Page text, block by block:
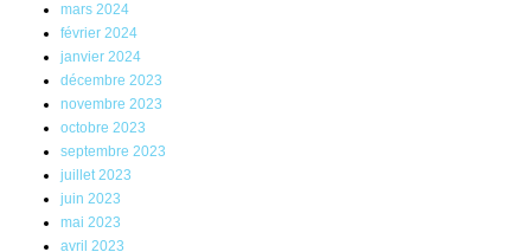
mars 2024
février 2024
janvier 2024
décembre 2023
novembre 2023
octobre 2023
septembre 2023
juillet 2023
juin 2023
mai 2023
avril 2023